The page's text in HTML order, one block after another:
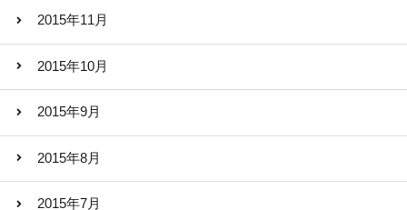
2015年11月
2015年10月
2015年9月
2015年8月
2015年7月